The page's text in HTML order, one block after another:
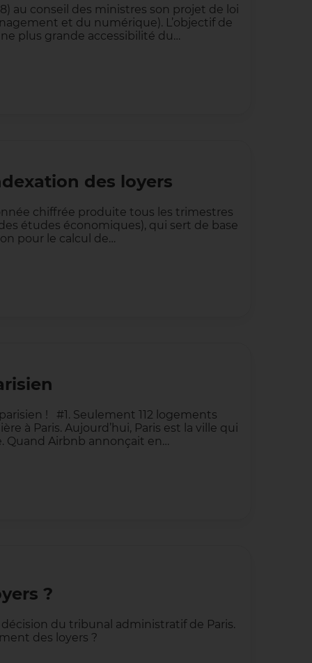
au conseil des ministres son projet de loi
et du numérique). L’objectif de
plus grande accessibilité du…
des loyers
chiffrée produite tous les trimestres
études économiques), qui sert de base
pour le calcul de…
! #1. Seulement 112 logements
à Paris. Aujourd’hui, Paris est la ville qui
Quand Airbnb annonçait en…
?
du tribunal administratif de Paris.
des loyers ?